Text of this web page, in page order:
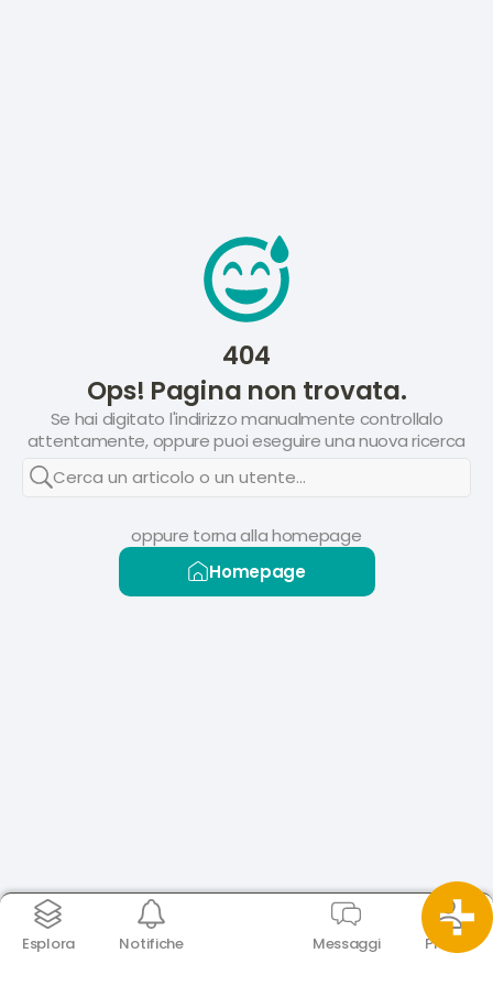
Esplora Notifiche Messaggi Profilo
404
Ops! Pagina non trovata.
Se hai digitato l'indirizzo manualmente controllalo
attentamente, oppure puoi eseguire una nuova ricerca
Cerca un articolo o un utente...
oppure torna alla homepage
Homepage